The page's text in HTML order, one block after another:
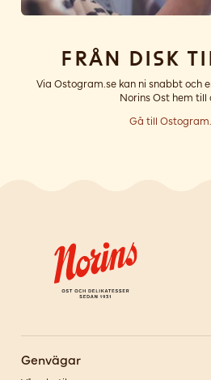
Från disk
Via Ostogram.se kan ni snabbt och
Norins Ost hem till
Gå till
Genvägar